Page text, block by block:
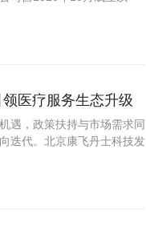
医疗服务生态升级
遇，政策扶持与市场需求同
迭代。北京康飞丹士科技发